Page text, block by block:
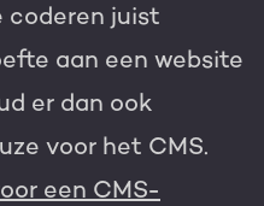
coderen juist
aan een website
er dan ook
voor het CMS.
een CMS-